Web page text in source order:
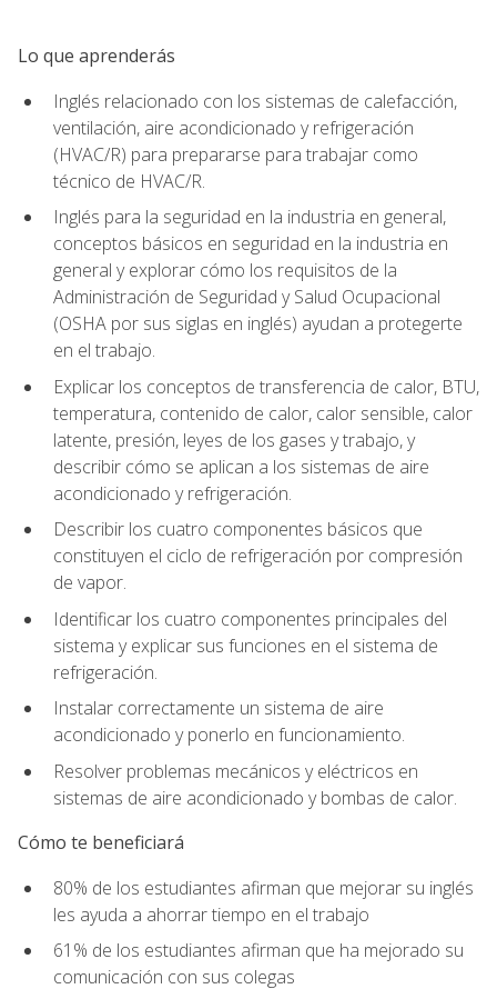
Lo que aprenderás
Inglés relacionado con los sistemas de calefacción,
ventilación, aire acondicionado y refrigeración
(HVAC/R) para prepararse para trabajar como
técnico de HVAC/R.
Inglés para la seguridad en la industria en general,
conceptos básicos en seguridad en la industria en
general y explorar cómo los requisitos de la
Administración de Seguridad y Salud Ocupacional
(OSHA por sus siglas en inglés) ayudan a protegerte
en el trabajo.
Explicar los conceptos de transferencia de calor, BTU,
temperatura, contenido de calor, calor sensible, calor
latente, presión, leyes de los gases y trabajo, y
describir cómo se aplican a los sistemas de aire
acondicionado y refrigeración.
Describir los cuatro componentes básicos que
constituyen el ciclo de refrigeración por compresión
de vapor.
Identificar los cuatro componentes principales del
sistema y explicar sus funciones en el sistema de
refrigeración.
Instalar correctamente un sistema de aire
acondicionado y ponerlo en funcionamiento.
Resolver problemas mecánicos y eléctricos en
sistemas de aire acondicionado y bombas de calor.
Cómo te beneficiará
80% de los estudiantes afirman que mejorar su inglés
les ayuda a ahorrar tiempo en el trabajo
61% de los estudiantes afirman que ha mejorado su
comunicación con sus colegas